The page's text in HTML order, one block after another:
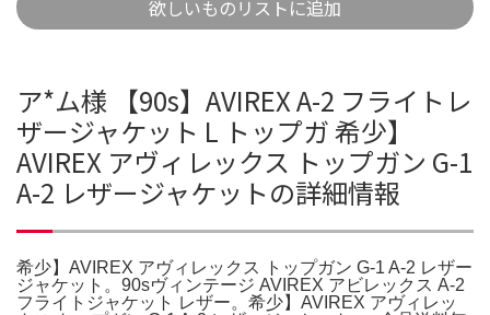
欲しいものリストに追加
ア*ム様 【90s】AVIREX A-2 フライトレ
ザージャケット L トップガ 希少】
AVIREX アヴィレックス トップガン G-1
A-2 レザージャケットの詳細情報
希少】AVIREX アヴィレックス トップガン G-1 A-2 レザー
ジャケット。90sヴィンテージ AVIREX アビレックス A-2
フライトジャケット レザー。希少】AVIREX アヴィレッ